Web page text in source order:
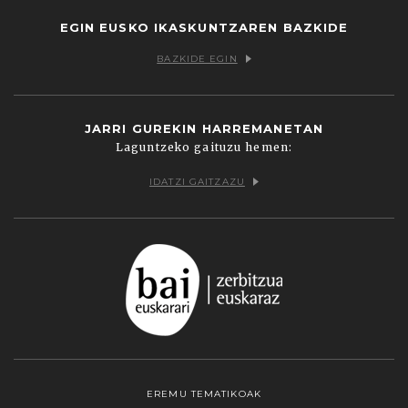
EGIN EUSKO IKASKUNTZAREN BAZKIDE
BAZKIDE EGIN
JARRI GUREKIN HARREMANETAN
Laguntzeko gaituzu hemen:
IDATZI GAITZAZU
EREMU TEMATIKOAK